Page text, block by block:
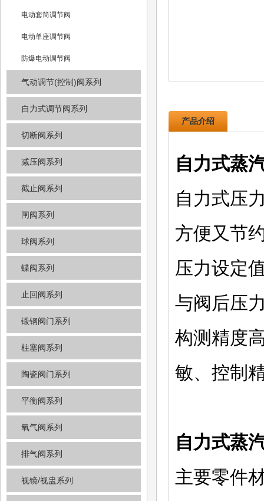
电动套筒调节阀
电动单座调节阀
防爆电动调节阀
气动调节(控制)阀系列
自力式调节阀系列
切断阀系列
减压阀系列
截止阀系列
闸阀系列
球阀系列
蝶阀系列
止回阀系列
锻钢阀门系列
柱塞阀系列
陶瓷阀门系列
平衡阀系列
氧气阀系列
排气阀系列
视镜/视盅系列
产品介绍
自力式蒸
自力式压
方便又节
压力设定
与阀后压
构测精度
敏、控制
自力式蒸
主要零件